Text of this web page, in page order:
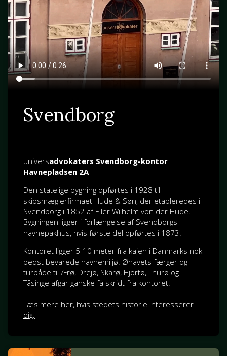
Svendborg
universadvokaters Svendborg-kontor
Havnepladsen 2A
Den statelige bygning opførtes i 1928 til
skibsmæglerfirmaet Hude & Søn, der etableredes i
Svendborg i 1852 af Eiler Wilhelm von der Hude.
Bygningen ligger i forlængelse af Svendborgs
havnepakhus, hvis første del opførtes i 1873.
Kontoret ligger 5-10 meter fra kajen i Danmarks nok
bedst bevarede havnemiljø. Øhavets færger og
turbåde til Ærø, Drejø, Skarø, Hjortø, Thurø og
Tåsinge afgår ganske få skridt fra kontoret.
Læs mere her, hvis stedets historie interesserer
dig.